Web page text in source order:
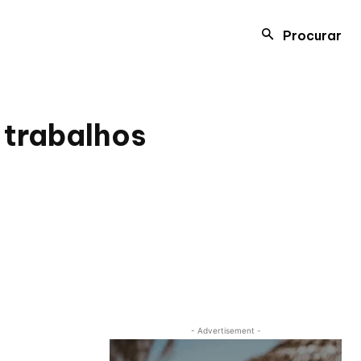
Procurar
trabalhos
- Advertisement -